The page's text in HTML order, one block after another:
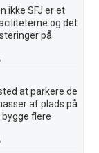
ikke SFJ er et
og det
på
at parkere de
af plads på
flere